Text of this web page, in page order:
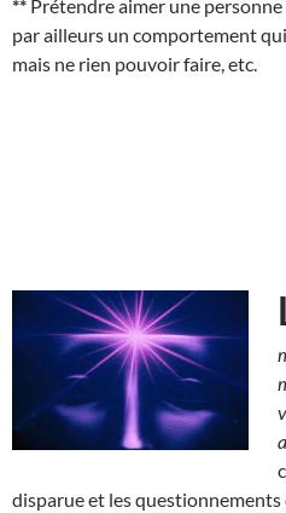
** Prétendre aimer une
par ailleurs un comportement
mais ne rien pouvoir faire, etc.
disparue et les